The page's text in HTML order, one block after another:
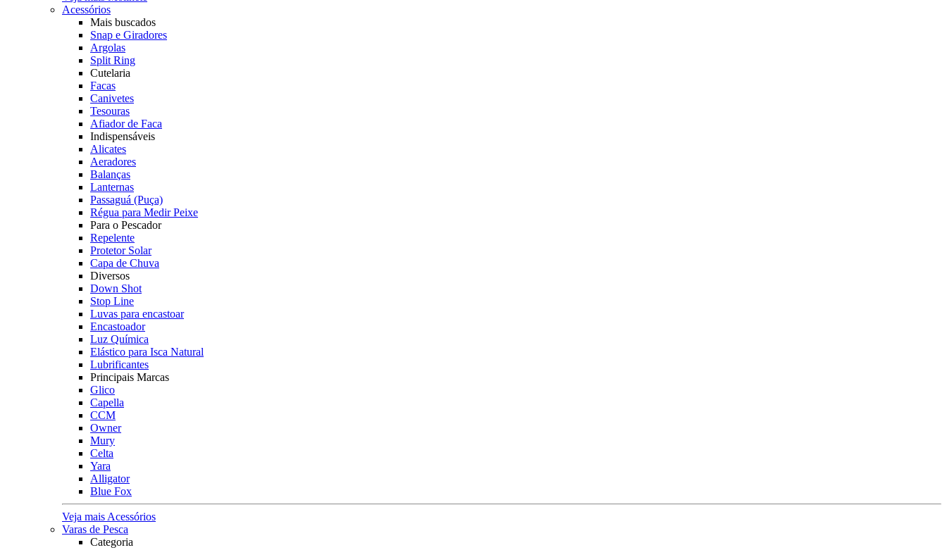
Acessórios
Mais buscados
Snap e Giradores
Argolas
Split Ring
Cutelaria
Facas
Canivetes
Tesouras
Afiador de Faca
Indispensáveis
Alicates
Aeradores
Balanças
Lanternas
Passaguá (Puça)
Régua para Medir Peixe
Para o Pescador
Repelente
Protetor Solar
Capa de Chuva
Diversos
Down Shot
Stop Line
Luvas para encastoar
Encastoador
Luz Química
Elástico para Isca Natural
Lubrificantes
Principais Marcas
Glico
Capella
CCM
Owner
Mury
Celta
Yara
Alligator
Blue Fox
Veja mais Acessórios
Varas de Pesca
Categoria